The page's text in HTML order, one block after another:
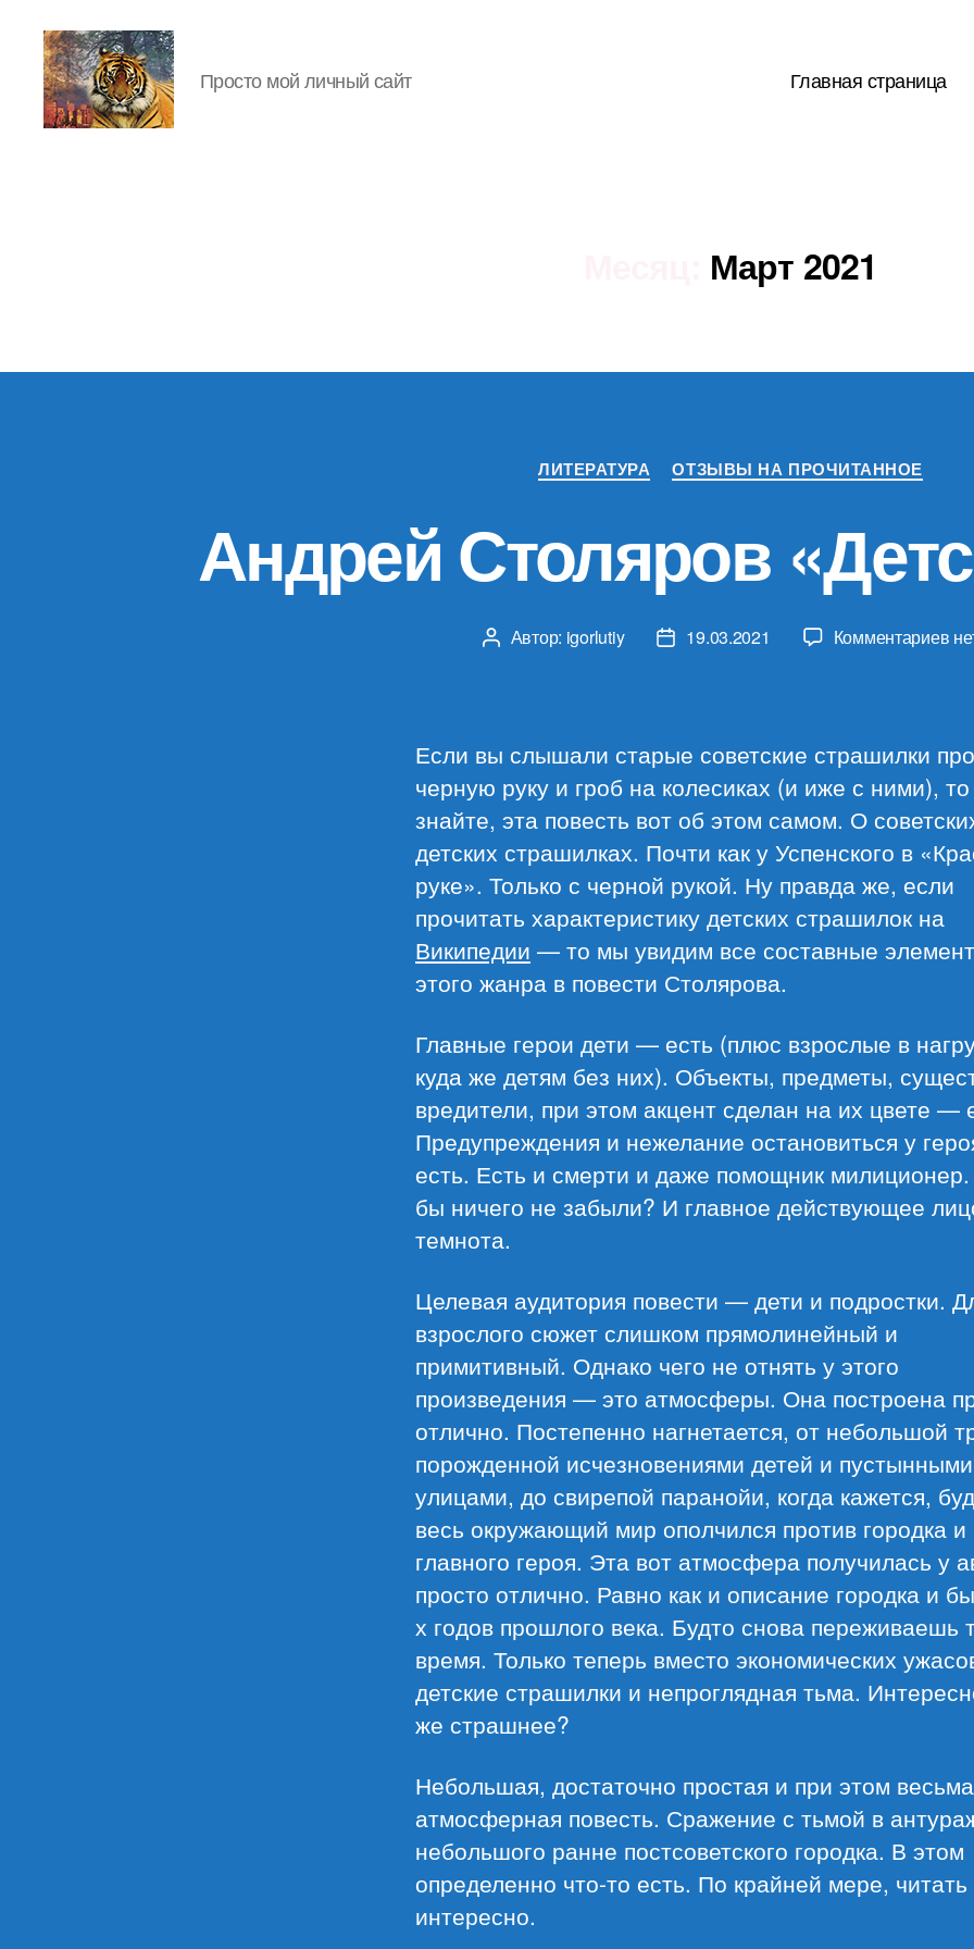
Просто мой личный сайт Главная страница
Март 2021
Рубрики
ЛИТЕРАТУРА ОТЗЫВЫ НА ПРОЧИТАННОЕ
Андрей Столяров
Автор
Автор: igorlutiy
Дата19.03.2021 Комментариевк
Если вы слышали старые советские страшилки про
черную руку и гроб на колесиках (и иже с ними), то
знайте, эта повесть вот об этом самом. О
детских страшилках. Почти как у Успенского в
руке». Только с черной рукой. Ну правда же, если
прочитать характеристику детских страшилок на
Википедии — то мы увидим все составные
этого жанра в повести Столярова.
Главные герои дети — есть (плюс взрослые в
куда же детям без них). Объекты, предметы,
вредители, при этом акцент сделан на их цвете —
Предупреждения и нежелание остановиться у
есть. Есть и смерти и даже помощник
бы ничего не забыли? И главное действующее
темнота.
Целевая аудитория повести — дети и подростки.
взрослого сюжет слишком прямолинейный и
примитивный. Однако чего не отнять у этого
произведения — это атмосферы. Она построена
отлично. Постепенно нагнетается, от небольшой
порожденной исчезновениями детей и пустынными
улицами, до свирепой паранойи, когда кажется,
весь окружающий мир ополчился против городка и
главного героя. Эта вот атмосфера получилась у
просто отлично. Равно как и описание городка и
х годов прошлого века. Будто снова переживаешь
время. Только теперь вместо экономических
детские страшилки и непроглядная тьма.
же страшнее?
Небольшая, достаточно простая и при этом весьма
атмосферная повесть. Сражение с тьмой в
небольшого ранне постсоветского городка. В этом
определенно что-то есть. По крайней мере,
интересно.